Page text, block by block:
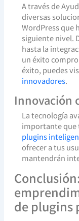
A través de
diversas
WordPress que
siguiente nivel.
hasta la
un éxito
éxito, puedes
innovadores.
Innovación
La tecnología
importante que
plugins
ofrecer a tus
mantendrán
de plugins